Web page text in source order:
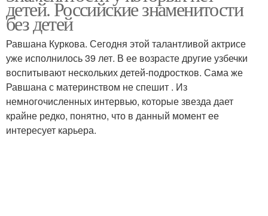
детей. Российские знаменитости
без детей
Равшана Куркова. Сегодня этой талантливой актрисе
уже исполнилось 39 лет. В ее возрасте другие узбечки
воспитывают нескольких детей-подростков. Сама же
Равшана с материнством не спешит . Из
немногочисленных интервью, которые звезда дает
крайне редко, понятно, что в данный момент ее
интересует карьера.